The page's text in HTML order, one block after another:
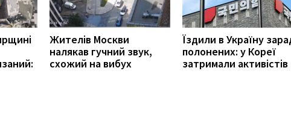
Жителів Москви
налякав гучний звук,
схожий на вибух
Їздили в Україну
полонених: у Кореї
затримали активістів